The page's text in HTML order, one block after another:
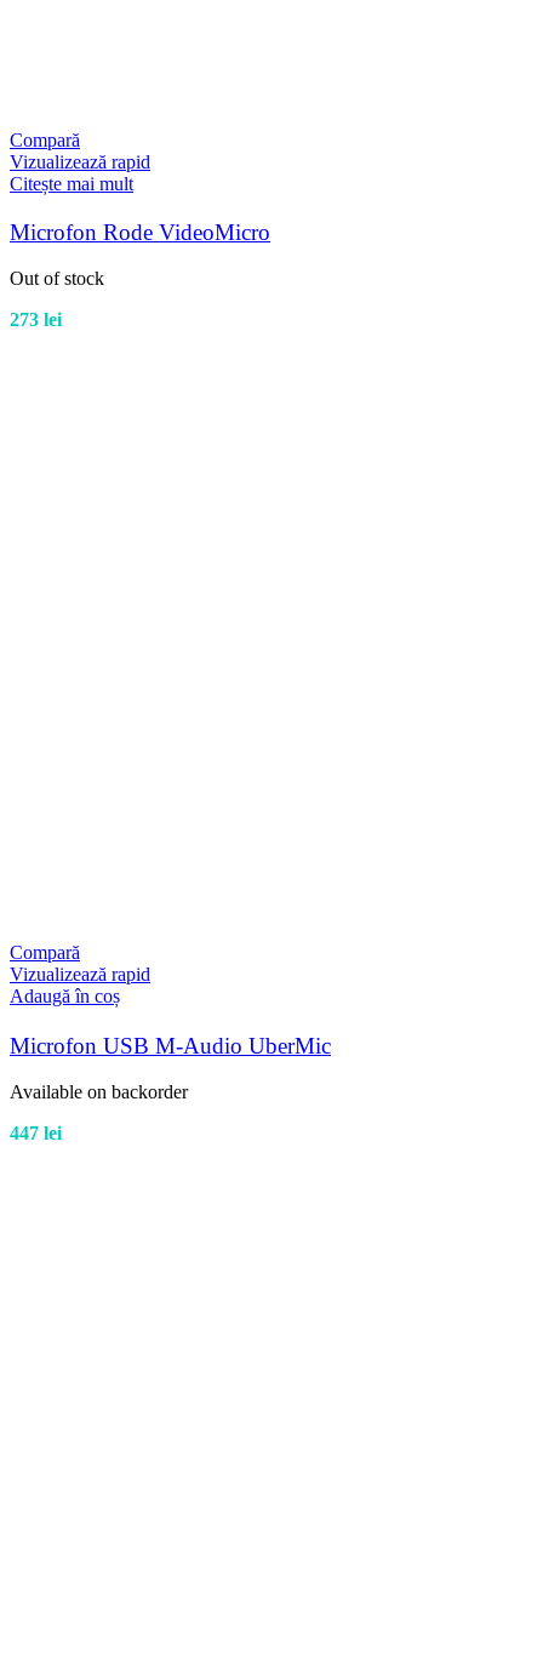
Compară
Vizualizează rapid
Citește mai mult
Microfon Rode VideoMicro
Out of stock
273 lei
Compară
Vizualizează rapid
Adaugă în coș
Microfon USB M-Audio UberMic
Available on backorder
447 lei